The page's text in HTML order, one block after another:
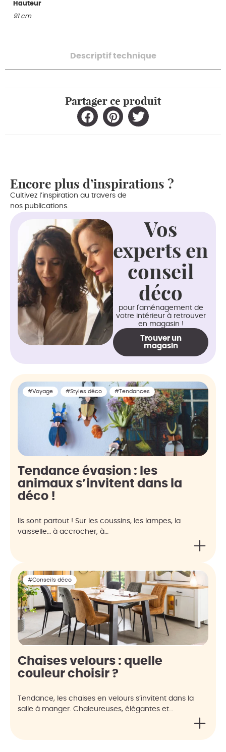
Descriptif technique
Hauteur
91 cm
Partager ce produit
Encore plus d’inspirations ?
Cultivez l’inspiration au travers de
nos publications.
Vos
experts en
conseil
déco
pour l'aménagement de
votre intérieur à retrouver
en magasin !
Trouver un
magasin
#Voyage #Styles déco #Tendances
Tendance évasion : les
animaux s’invitent dans la
déco !
Ils sont partout ! Sur les coussins, les lampes, la
vaisselle… à accrocher, à…
#Conseils déco
Chaises velours : quelle
couleur choisir ?
Tendance, les chaises en velours s’invitent dans la
salle à manger. Chaleureuses, élégantes et…